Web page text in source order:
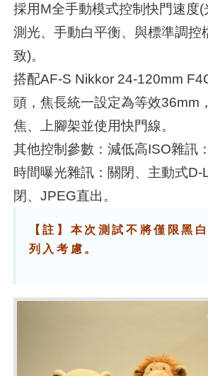
採用M全手動模式控制快門速度
測光、手動白平衡、與標準調控
致)。
搭配AF-S Nikkor 24-120mm
頭，焦長統一設定為等效36mm
焦、上腳架並使用快門線。
其他控制參數：減低高ISO雜訊
時間曝光雜訊：關閉、主動式D-
閉、JPEG直出。
【註】本次測試不將僅限黑
列入考慮。